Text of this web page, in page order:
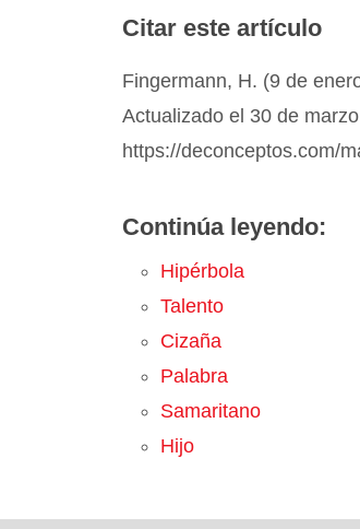
Citar este artículo
Fingermann, H. (9 de
Actualizado el 30 de
https://deconceptos.com/
Continúa leyendo:
Hipérbola
Talento
Cizaña
Palabra
Samaritano
Hijo